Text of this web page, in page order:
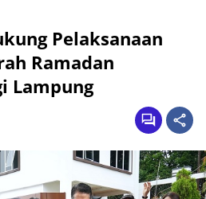
Pelaksanaan
Ramadan
Lampung